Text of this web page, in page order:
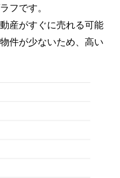
フです。
産がすぐに売れる可能
件が少ないため、高い